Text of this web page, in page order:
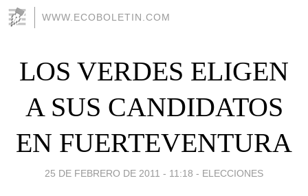
WWW.ECOBOLETIN.COM
LOS VERDES ELIGEN
A SUS CANDIDATOS
EN FUERTEVENTURA
25 DE FEBRERO DE 2011 - 11:18 - ELECCIONES